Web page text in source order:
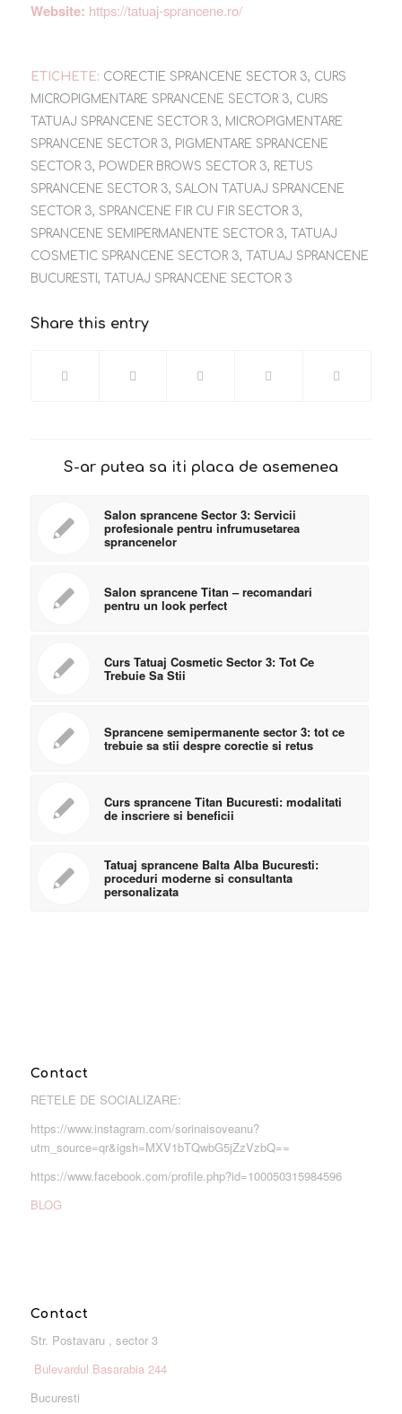
Website: https://tatuaj-sprancene.ro/
ETICHETE: CORECTIE SPRANCENE SECTOR 3, CURS
MICROPIGMENTARE SPRANCENE SECTOR 3, CURS
TATUAJ SPRANCENE SECTOR 3, MICROPIGMENTARE
SPRANCENE SECTOR 3, PIGMENTARE SPRANCENE
SECTOR 3, POWDER BROWS SECTOR 3, RETUS
SPRANCENE SECTOR 3, SALON TATUAJ SPRANCENE
SECTOR 3, SPRANCENE FIR CU FIR SECTOR 3,
SPRANCENE SEMIPERMANENTE SECTOR 3,
TATUAJ
COSMETIC SPRANCENE SECTOR 3,
TATUAJ SPRANCENE
BUCURESTI , TATUAJ SPRANCENE SECTOR 3
Share this entry
S-ar putea sa iti placa de asemenea
Salon sprancene Sector 3: Servicii
profesionale pentru infrumusetarea
sprancenelor
Salon sprancene Titan – recomandari
pentru un look perfect
Curs Tatuaj Cosmetic Sector 3: Tot Ce
Trebuie Sa Stii
Sprancene semipermanente sector 3: tot ce
trebuie sa stii despre corectie si retus
Curs sprancene Titan Bucuresti: modalitati
de inscriere si beneficii
Tatuaj sprancene Balta Alba Bucuresti:
proceduri moderne si consultanta
personalizata
Contact
RETELE DE SOCIALIZARE:
https://www.instagram.com/sorinaisoveanu?
utm_source=qr&igsh=MXV1bTQwbG5jZzVzbQ==
https://www.facebook.com/profile.php?id=100050315984596
BLOG
Contact
Str. Postavaru , sector 3
Bulevardul Basarabia 244
Bucuresti